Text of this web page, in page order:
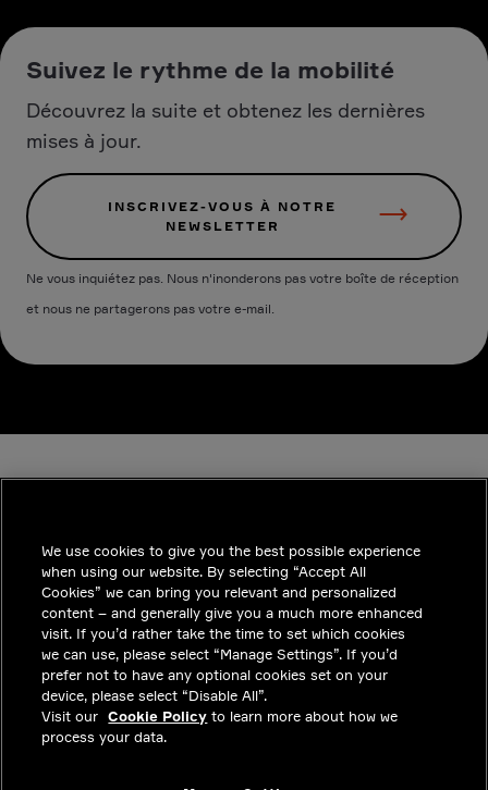
Suivez le rythme de la mobilité
Découvrez la suite et obtenez les dernières
mises à jour.
INSCRIVEZ-VOUS À NOTRE
NEWSLETTER
Ne vous inquiétez pas. Nous n'inonderons pas votre boîte de réception
et nous ne partagerons pas votre e-mail.
INDUSTRIES
INSIGHTS
SOLUTIONS
CARRIERES
INVESTISSEURS
We use cookies to give you the best possible experience
when using our website. By selecting “Accept All
Cookies” we can bring you relevant and personalized
content – and generally give you a much more enhanced
visit. If you’d rather take the time to set which cookies
we can use, please select “Manage Settings”. If you’d
prefer not to have any optional cookies set on your
device, please select “Disable All”.
Visit our Cookie Policy to learn more about how we
process your data.